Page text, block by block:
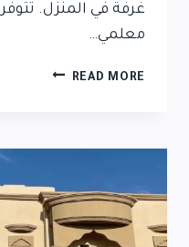
غرفة في المنزل.
معلمي…
READ MORE